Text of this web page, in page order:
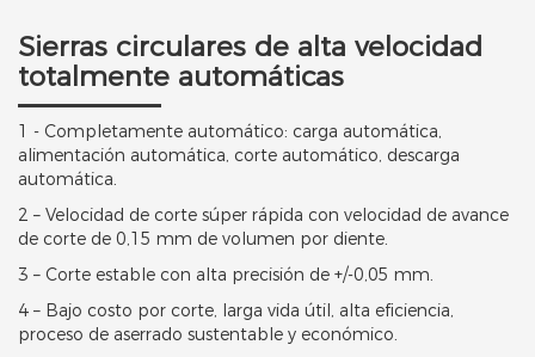
Sierras circulares de alta velocidad
totalmente automáticas
1 - Completamente automático: carga automática,
alimentación automática, corte automático, descarga
automática.
2 – Velocidad de corte súper rápida con velocidad de avance
de corte de 0,15 mm de volumen por diente.
3 – Corte estable con alta precisión de +/-0,05 mm.
4 – Bajo costo por corte, larga vida útil, alta eficiencia,
proceso de aserrado sustentable y económico.